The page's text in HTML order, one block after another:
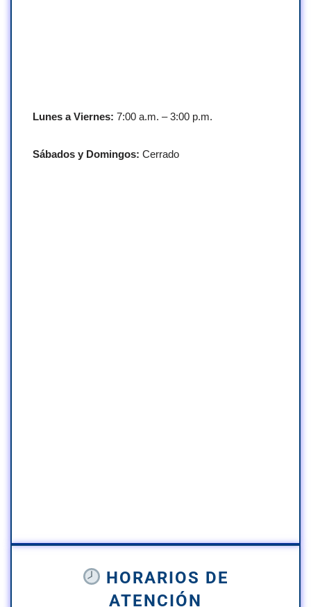
Lunes a Viernes: 7:00 a.m. – 3:00 p.m.
Sábados y Domingos: Cerrado
HORARIOS DE
ATENCIÓN